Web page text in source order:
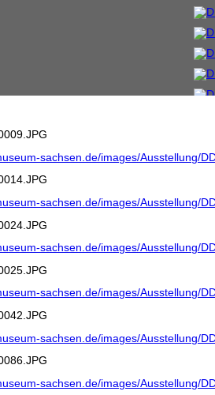
sachsen.de/images/Ausstellung/
sachsen.de/images/Ausstellung/
sachsen.de/images/Ausstellung/
sachsen.de/images/Ausstellung/
sachsen.de/images/Ausstellung/
sachsen.de/images/Ausstellung/